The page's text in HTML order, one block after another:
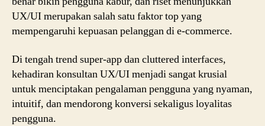
UX/UI merupakan salah satu faktor top yang
mempengaruhi kepuasan pelanggan di e-commerce.
Di tengah trend super-app dan cluttered interfaces,
kehadiran konsultan UX/UI menjadi sangat krusial
untuk menciptakan pengalaman pengguna yang nyaman,
intuitif, dan mendorong konversi sekaligus loyalitas
pengguna.